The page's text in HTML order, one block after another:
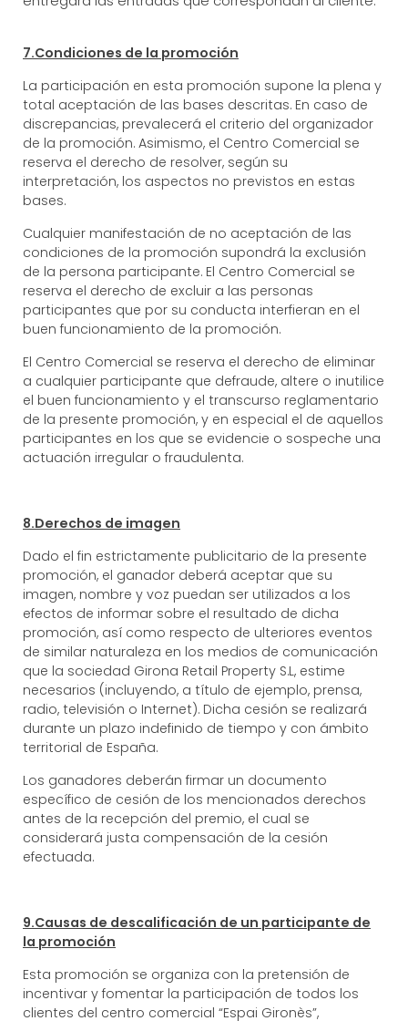
7.Condiciones de la promoción
La participación en esta promoción supone la plena y
total aceptación de las bases descritas. En caso de
discrepancias, prevalecerá el criterio del organizador
de la promoción. Asimismo, el Centro Comercial se
reserva el derecho de resolver, según su
interpretación, los aspectos no previstos en estas
bases.
Cualquier manifestación de no aceptación de las
condiciones de la promoción supondrá la exclusión
de la persona participante. El Centro Comercial se
reserva el derecho de excluir a las personas
participantes que por su conducta interfieran en el
buen funcionamiento de la promoción.
El Centro Comercial se reserva el derecho de eliminar
a cualquier participante que defraude, altere o inutilice
el buen funcionamiento y el transcurso reglamentario
de la presente promoción, y en especial el de aquellos
participantes en los que se evidencie o sospeche una
actuación irregular o fraudulenta.
8.Derechos de imagen
Dado el fin estrictamente publicitario de la presente
promoción, el ganador deberá aceptar que su
imagen, nombre y voz puedan ser utilizados a los
efectos de informar sobre el resultado de dicha
promoción, así como respecto de ulteriores eventos
de similar naturaleza en los medios de comunicación
que la sociedad Girona Retail Property S.L, estime
necesarios (incluyendo, a título de ejemplo, prensa,
radio, televisión o Internet). Dicha cesión se realizará
durante un plazo indefinido de tiempo y con ámbito
territorial de España.
Los ganadores deberán firmar un documento
específico de cesión de los mencionados derechos
antes de la recepción del premio, el cual se
considerará justa compensación de la cesión
efectuada.
9.Causas de descalificación de un participante de
la promoción
Esta promoción se organiza con la pretensión de
incentivar y fomentar la participación de todos los
clientes del centro comercial “Espai Gironès”,